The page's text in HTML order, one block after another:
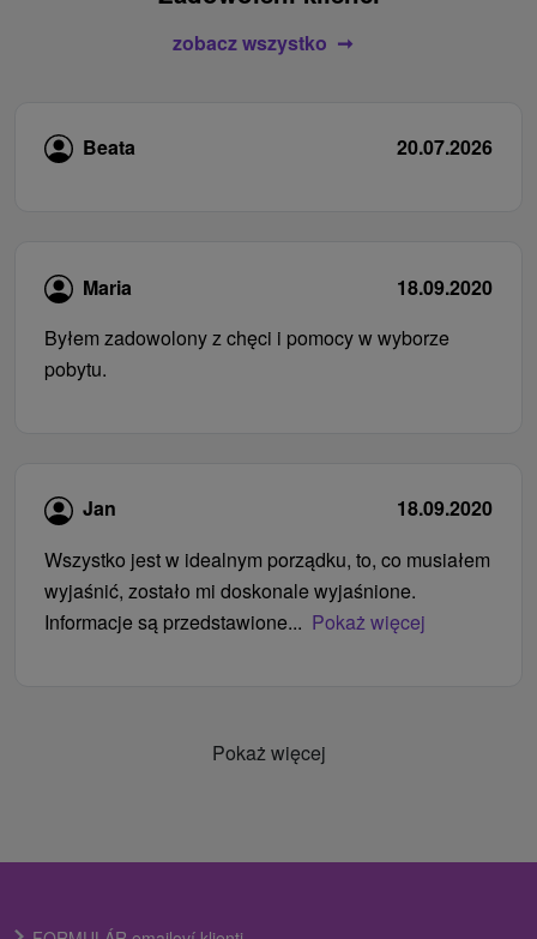
zobacz wszystko
Beata 20.07.2026
Maria
18.09.2020
Byłem zadowolony z chęci i pomocy w wyborze
pobytu.
Jan
18.09.2020
Wszystko jest w idealnym porządku, to, co musiałem
wyjaśnić, zostało mi doskonale wyjaśnione.
Informacje są przedstawione... Pokaż więcej
Pokaż więcej